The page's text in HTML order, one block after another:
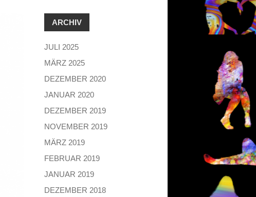
ARCHIV
JULI 2025
MÄRZ 2025
DEZEMBER 2020
JANUAR 2020
DEZEMBER 2019
NOVEMBER 2019
MÄRZ 2019
FEBRUAR 2019
JANUAR 2019
DEZEMBER 2018